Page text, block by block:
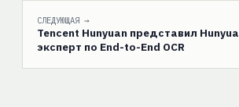
СЛЕДУЮЩАЯ →
Tencent Hunyuan представил
эксперт по End-to-End OCR